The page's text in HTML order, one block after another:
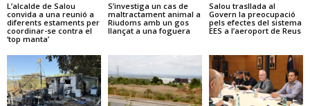
L’alcalde de Salou
convida a una reunió a
diferents estaments per
coordinar-se contra el
‘top manta’
S’investiga un cas de
maltractament animal a
Riudoms amb un gos
llançat a una foguera
Salou trasllada al
Govern la preocupació
pels efectes del sistema
EES a l’aeroport de Reus